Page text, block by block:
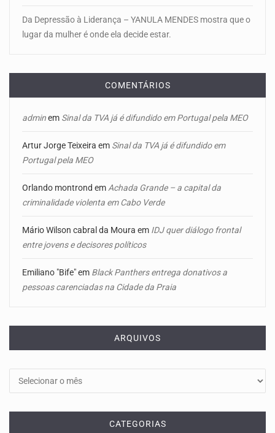
Da Depressão à Liderança – YANULA MENDES mostra que o
lugar da mulher é onde ela decide estar.
COMENTÁRIOS
adminem Sinal da TVA já é difundido em Portugal pela MEO
Artur Jorge Teixeira em Sinal da TVA já é difundido em
Portugal pela MEO
Orlando montrond em Achada Grande – a capital da
criminalidade violenta em Cabo Verde
Mário Wilson cabral da Moura em IDJ quer diálogo frontal
entre jovens e decisores políticos
Emiliano "Bife"em Black Panthers entrega donativos a
pessoas carenciadas na Cidade da Praia
ARQUIVOS
CATEGORIAS